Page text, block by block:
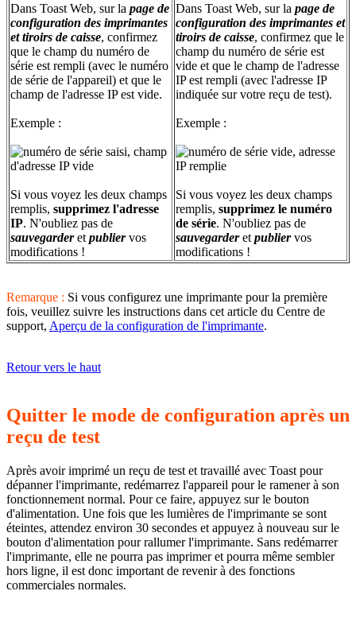
Dans Toast Web, sur la page de
configuration des imprimantes
et tiroirs de caisse, confirmez
que le champ du numéro de
série est rempli (avec le numéro
de série de l'appareil) et que le
champ de l'adresse IP est vide.
Exemple :
Si vous voyez les deux champs
remplis, supprimez l'adresse
IP. N'oubliez pas de
sauvegarderet publiervos
modifications !
Dans Toast Web, sur la page de
configuration des imprimantes et
tiroirs de caisse, confirmez que le
champ du numéro de série est
vide et que le champ de l'adresse
IP est rempli (avec l'adresse IP
indiquée sur votre reçu de test).
Exemple :
Si vous voyez les deux champs
remplis, supprimez le numéro
de série. N'oubliez pas de
sauvegarderet publiervos
modifications !
Remarque : Si vous configurez une imprimante pour la première
fois, veuillez suivre les instructions dans cet article du Centre de
support, Aperçu de la configuration de l'imprimante.
Retour vers le haut
Quitter le mode de configuration après un
reçu de test
Après avoir imprimé un reçu de test et travaillé avec Toast pour
dépanner l'imprimante, redémarrez l'appareil pour le ramener à son
fonctionnement normal. Pour ce faire, appuyez sur le bouton
d'alimentation. Une fois que les lumières de l'imprimante se sont
éteintes, attendez environ 30 secondes et appuyez à nouveau sur le
bouton d'alimentation pour rallumer l'imprimante. Sans redémarrer
l'imprimante, elle ne pourra pas imprimer et pourra même sembler
hors ligne, il est donc important de revenir à des fonctions
commerciales normales.